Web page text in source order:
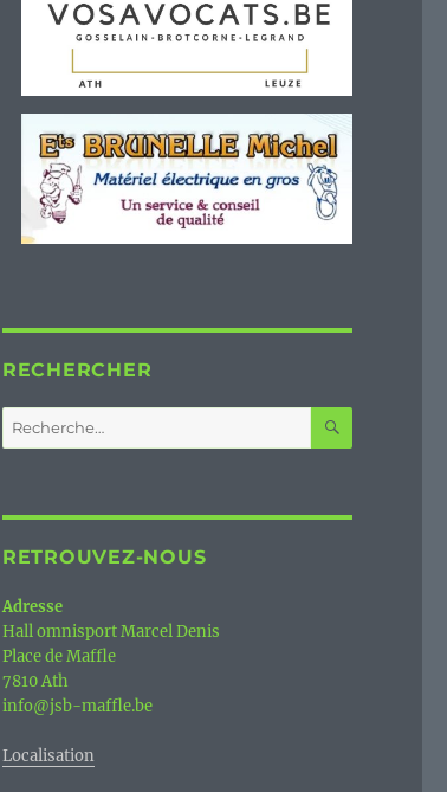
RECHERCHER
Recherche
pour :
RETROUVEZ-NOUS
Adresse
Hall omnisport Marcel Denis
Place de Maffle
7810 Ath
info@jsb-maffle.be
Localisation